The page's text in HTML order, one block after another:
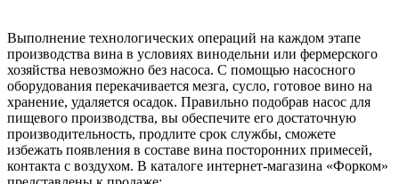
Выполнение технологических операций на каждом этапе
производства вина в условиях винодельни или фермерского
хозяйства невозможно без насоса. С помощью насосного
оборудования перекачивается мезга, сусло, готовое вино на
хранение, удаляется осадок. Правильно подобрав насос для
пищевого производства, вы обеспечите его достаточную
производительность, продлите срок службы, сможете
избежать появления в составе вина посторонних примесей,
контакта с воздухом. В каталоге интернет-магазина «Форком»